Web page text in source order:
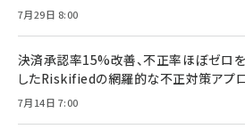
7月29日 8:00
決済承認率15%改善、不正率ほぼゼロを
したRiskifiedの網羅的な不正対策アプ
7月14日 7:00